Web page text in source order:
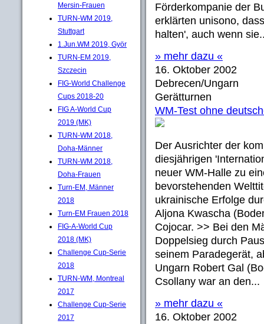
Mersin-Frauen
TURN-WM 2019,
Stuttgart
1.Jun.WM 2019, Györ
TURN-EM 2019,
Szczecin
FIG-World Challenge
Cups 2018-20
FIG A-World Cup
2019 (MK)
TURN-WM 2018,
Doha-Männer
TURN-WM 2018,
Doha-Frauen
Turn-EM, Männer
2018
Turn-EM Frauen 2018
FIG-A-World Cup
2018 (MK)
Challenge Cup-Serie
2018
TURN-WM, Montreal
2017
Challenge Cup-Serie
2017
Förderkompanie der
erklärten unisono,
halten', auch wenn
» mehr dazu «
16. Oktober 2002
Debrecen/Ungarn
Gerätturnen
WM-Test ohne
Der Ausrichter der
diesjährigen
neuer WM-Halle zu
bevorstehenden
ukrainische Erfolge
Aljona Kwascha
Cojocar. >> Bei den
Doppelsieg durch
seinem Paradegerät,
Ungarn Robert Gal
Csollany war an den...
» mehr dazu «
16. Oktober 2002